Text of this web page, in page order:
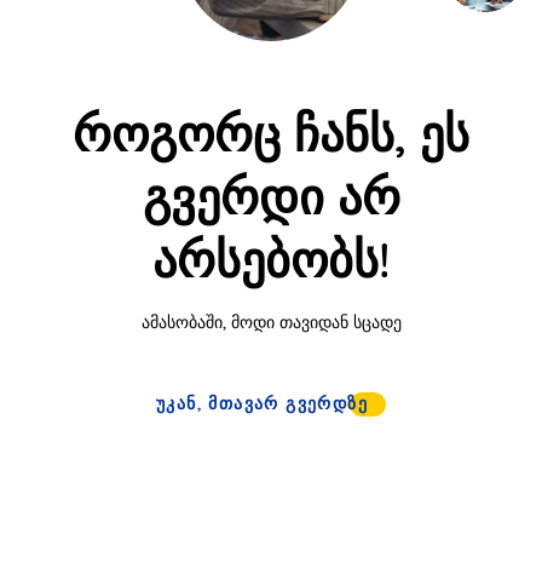
როგორც ჩანს, ეს
გვერდი არ
არსებობს!
ამასობაში, მოდი თავიდან სცადე
ᲣᲙᲐᲜ, ᲛᲗᲐᲕᲐᲠ ᲒᲕᲔᲠᲓᲖᲔ